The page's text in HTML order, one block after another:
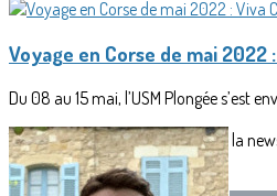
Texte, bouton et/ou inscription à la
Cliquez pour éditer
Voyage en Corse de mai 2022
Du 08 au 15 mai, l’USM Plongée s’est